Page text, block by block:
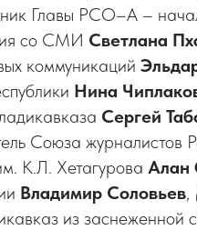
Главы РСО–А –
со СМИ Светлана
коммуникаций
Нина
Сергей
Союза журналистов
К.Л. Хетагурова Алан
Владимир Соловьев,
из заснеженной